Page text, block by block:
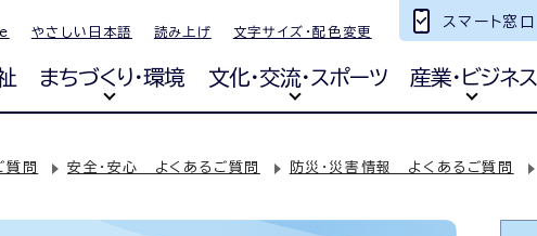
やさしい日本語 読み上げ 文字サイズ・配色変更
スマート窓口
まちづくり・環境 文化・交流・スポーツ 産業・ビジネス
質問 安全・安心 よくあるご質問 防災・災害情報 よくあるご質問